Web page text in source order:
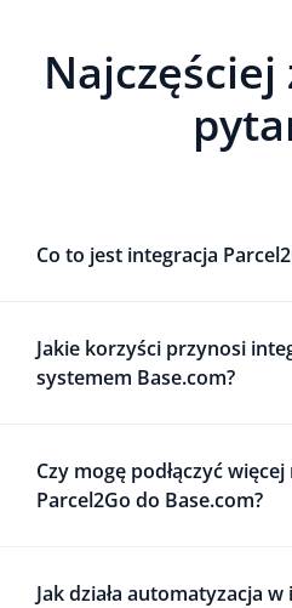
Co to jest integracja
Jakie korzyści przynosi
systemem Base.com?
Czy mogę podłączyć
Parcel2Go do Base.com?
Jak działa automatyzacja